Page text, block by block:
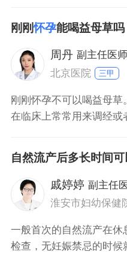
生活，由于同房刺激，
孕二十七周末是孕中期，
性生活，但是性生活次数
烈。孕二十八
刚刚怀孕能喝益母草吗
周丹 副主任医师
北京医院
三甲
刚刚怀孕不可以喝益母草
在临床上常常用来调经或
时千万不可以喝益母草
一些相关的辅助检查，在
采用药物流产、负压吸
随便用药，不
自然流产后多长时间可
戚婷婷 副主任
淮安市妇幼保健
一般首次的自然流产在
检查，无妊娠禁忌的时候